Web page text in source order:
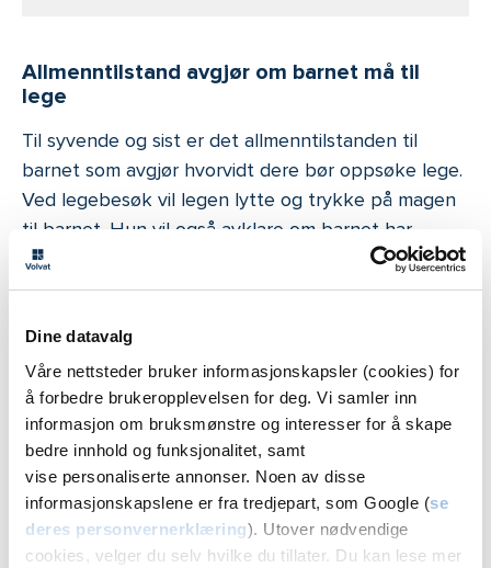
Dine datavalg
Våre nettsteder bruker informasjonskapsler (cookies) for
å forbedre brukeropplevelsen for deg. Vi samler inn
informasjon om bruksmønstre og interesser for å skape
bedre innhold og funksjonalitet, samt
vise personaliserte annonser. Noen av disse
informasjonskapslene er fra tredjepart, som Google (se
deres personvernerklæring). Utover nødvendige
cookies, velger du selv hvilke du tillater. Du kan lese mer
Allmenntilstand avgjør om barnet må til
lege
Til syvende og sist er det allmenntilstanden til
barnet som avgjør hvorvidt dere bør oppsøke lege.
Ved legebesøk vil legen lytte og trykke på magen
til barnet. Hun vil også avklare om barnet har
problemer med å forflytte seg; sitte, stå etc. Ofte
er blodprøver og eventuelt urinprøve nødvendig
– Du må alltid se an barnets form. Symptomer kan
gi en pekepinn, men det er helhetsbildet legen ser
på. Du kjenner ditt eget barn best, og foreldre vet
som regel intuitivt om et legebesøk er
hensiktsmessig. Det er bedre å gå en gang for mye
til legen, enn en gang for lite, sier Jensen